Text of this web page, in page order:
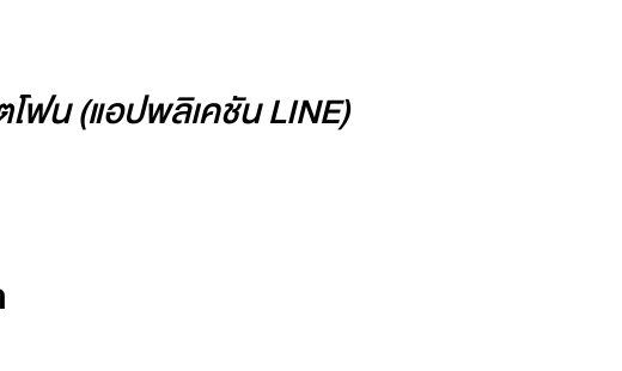
ฟน (แอปพลิเคชัน LINE)